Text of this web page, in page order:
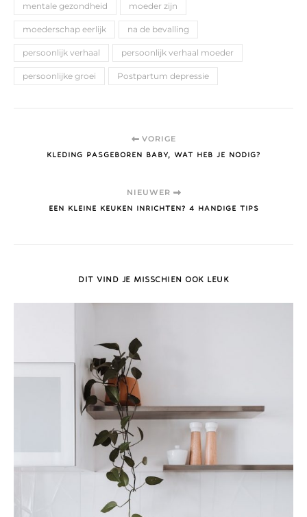
mentale gezondheid moeder zijn
moederschap eerlijk na de bevalling
persoonlijk verhaal persoonlijk verhaal moeder
persoonlijke groei Postpartum depressie
VORIGE
KLEDING PASGEBOREN BABY, WAT HEB JE NODIG?
NIEUWER
EEN KLEINE KEUKEN INRICHTEN? 4 HANDIGE TIPS
DIT VIND JE MISSCHIEN OOK LEUK